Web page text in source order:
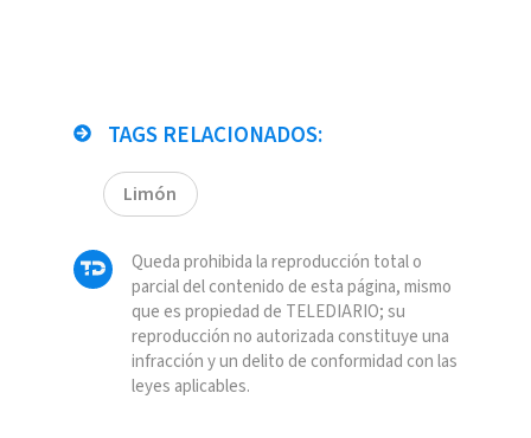
TAGS RELACIONADOS:
Limón
Queda prohibida la reproducción total o
parcial del contenido de esta página, mismo
que es propiedad de TELEDIARIO; su
reproducción no autorizada constituye una
infracción y un delito de conformidad con las
leyes aplicables.